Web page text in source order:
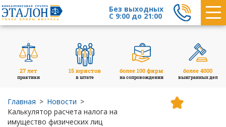
Без выходных
С 9:00 до 21:00
27 лет
практики
15 юристов
в штате
более 100 фирм
на сопровождении
более 4000
выигранных дел
Главная
Новости
Калькулятор расчета налога на
имущество физических лиц